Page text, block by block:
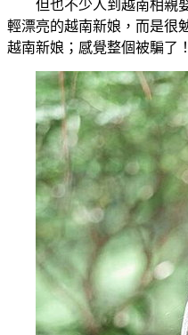
但也不少人到越南相親
輕漂亮的越南新娘，而是很
越南新娘；感覺整個被騙了！